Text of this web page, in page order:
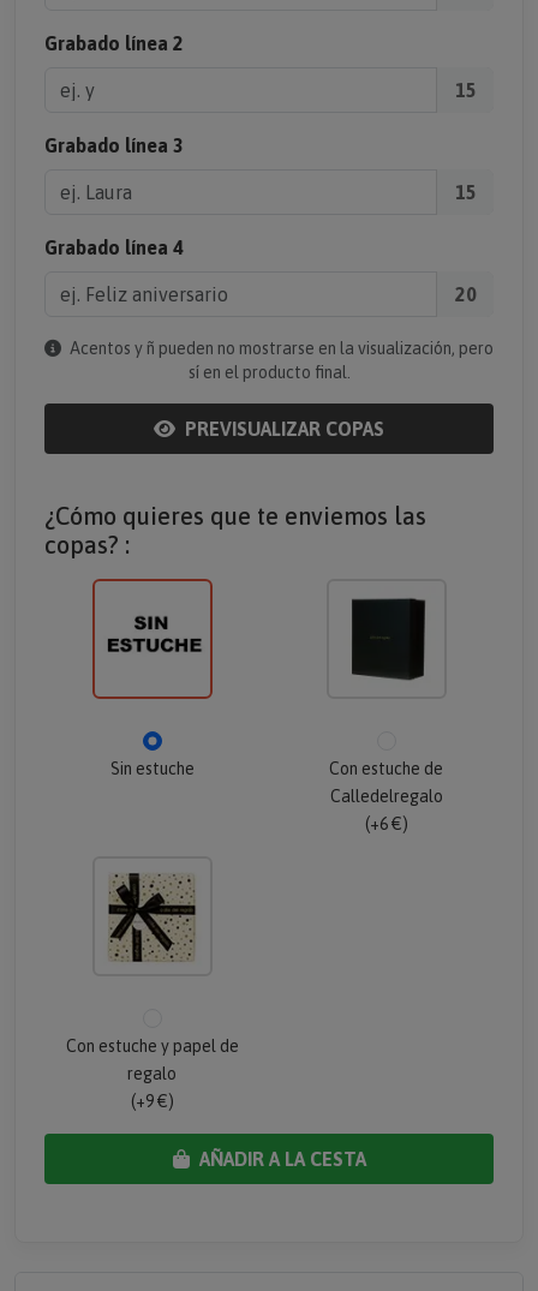
Grabado línea 2
15
Grabado línea 3
15
Grabado línea 4
20
Acentos y ñ pueden no mostrarse en la visualización, pero
sí en el producto final.
PREVISUALIZAR COPAS
¿Cómo quieres que te enviemos las
copas? :
Sin estuche
Con estuche de
Calledelregalo
(+6 €)
Con estuche y papel de
regalo
(+9 €)
AÑADIR A LA CESTA